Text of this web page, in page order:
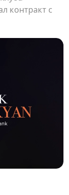
контракт с